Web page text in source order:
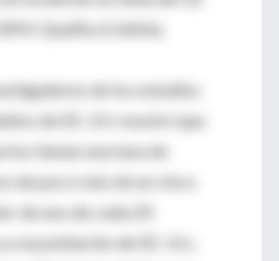
Quality & Safety.
de los estudios
de EE. UU. mostró que
tienen una tasa de
de poco más de un cinco
de uno de cada 20
a la población de EE. UU.,